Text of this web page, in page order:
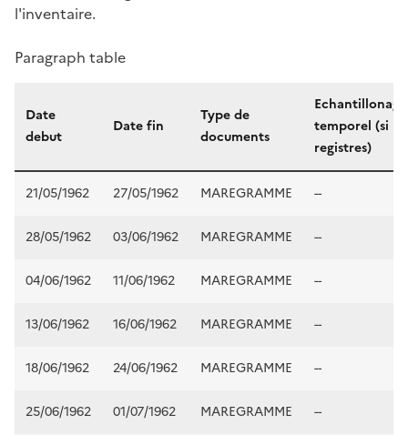
l'inventaire.
Paragraph table
Date
debut
Date fin
Type de
documents
Echantillonage
temporel (si
registres)
21/05/1962 27/05/1962 MAREGRAMME --
28/05/1962 03/06/1962 MAREGRAMME --
04/06/1962 11/06/1962 MAREGRAMME --
13/06/1962 16/06/1962 MAREGRAMME --
18/06/1962 24/06/1962 MAREGRAMME --
25/06/1962 01/07/1962 MAREGRAMME --